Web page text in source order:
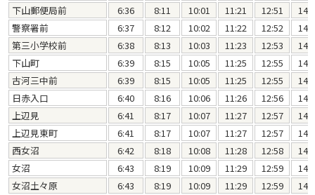
下山郵便局前
6:36 8:11 10:01 11:21 12:51
警察署前
6:37 8:12 10:02 11:22 12:52
第三小学校前
6:38 8:13 10:03 11:23 12:53
下山町
6:39 8:15 10:05 11:25 12:55
古河三中前
6:39 8:15 10:05 11:25 12:55
日赤入口
6:40 8:16 10:06 11:26 12:56
上辺見
6:41 8:17 10:07 11:27 12:57
上辺見東町
6:41 8:17 10:07 11:27 12:57
西女沼
6:42 8:18 10:08 11:28 12:58
女沼
6:43 8:19 10:09 11:29 12:59
女沼土々原
6:43 8:19 10:09 11:29 12:59